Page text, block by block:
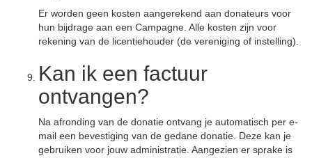
Er worden geen kosten aangerekend aan donateurs voor
hun bijdrage aan een Campagne. Alle kosten zijn voor
rekening van de licentiehouder (de vereniging of instelling).
Kan ik een factuur
ontvangen?
Na afronding van de donatie ontvang je automatisch per e-
mail een bevestiging van de gedane donatie. Deze kan je
gebruiken voor jouw administratie. Aangezien er sprake is